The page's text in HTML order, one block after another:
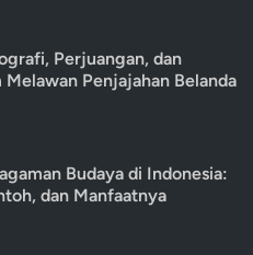
Perjuangan, dan
Melawan Penjajahan Belanda
Budaya di Indonesia:
dan Manfaatnya